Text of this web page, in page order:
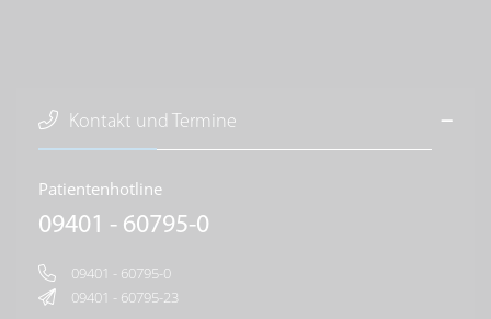
Kontakt und Termine
Patientenhotline
09401 - 60795-0
09401 - 60795-0
09401 - 60795-23